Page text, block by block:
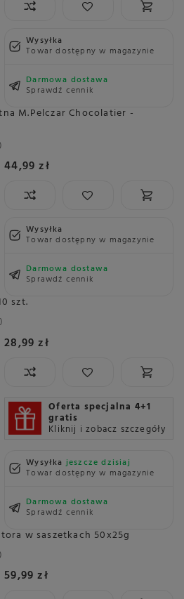
Wysyłka
Towar dostępny w magazynie
Darmowa dostawa
Sprawdź cennik
M.Pelczar Chocolatier -
44,99 zł
Wysyłka
Towar dostępny w magazynie
Darmowa dostawa
Sprawdź cennik
szt.
28,99 zł
Oferta specjalna 4+1
gratis
Kliknij i zobacz szczegóły
Wysyłkajeszcze dzisiaj
Towar dostępny w magazynie
Darmowa dostawa
Sprawdź cennik
w saszetkach 50x25g
59,99 zł